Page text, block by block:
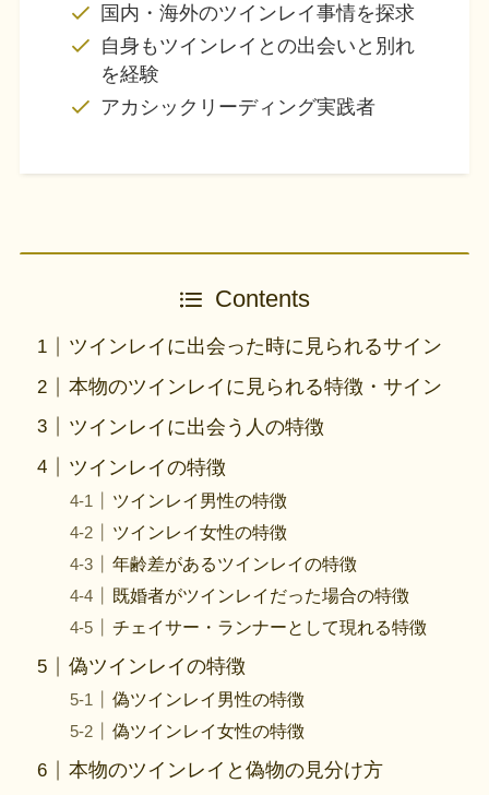
国内・海外のツインレイ事情を探求
自身もツインレイとの出会いと別れ
を経験
アカシックリーディング実践者
Contents
ツインレイに出会った時に見られるサイン
本物のツインレイに見られる特徴・サイン
ツインレイに出会う人の特徴
ツインレイの特徴
ツインレイ男性の特徴
ツインレイ女性の特徴
年齢差があるツインレイの特徴
既婚者がツインレイだった場合の特徴
チェイサー・ランナーとして現れる特徴
偽ツインレイの特徴
偽ツインレイ男性の特徴
偽ツインレイ女性の特徴
本物のツインレイと偽物の見分け方